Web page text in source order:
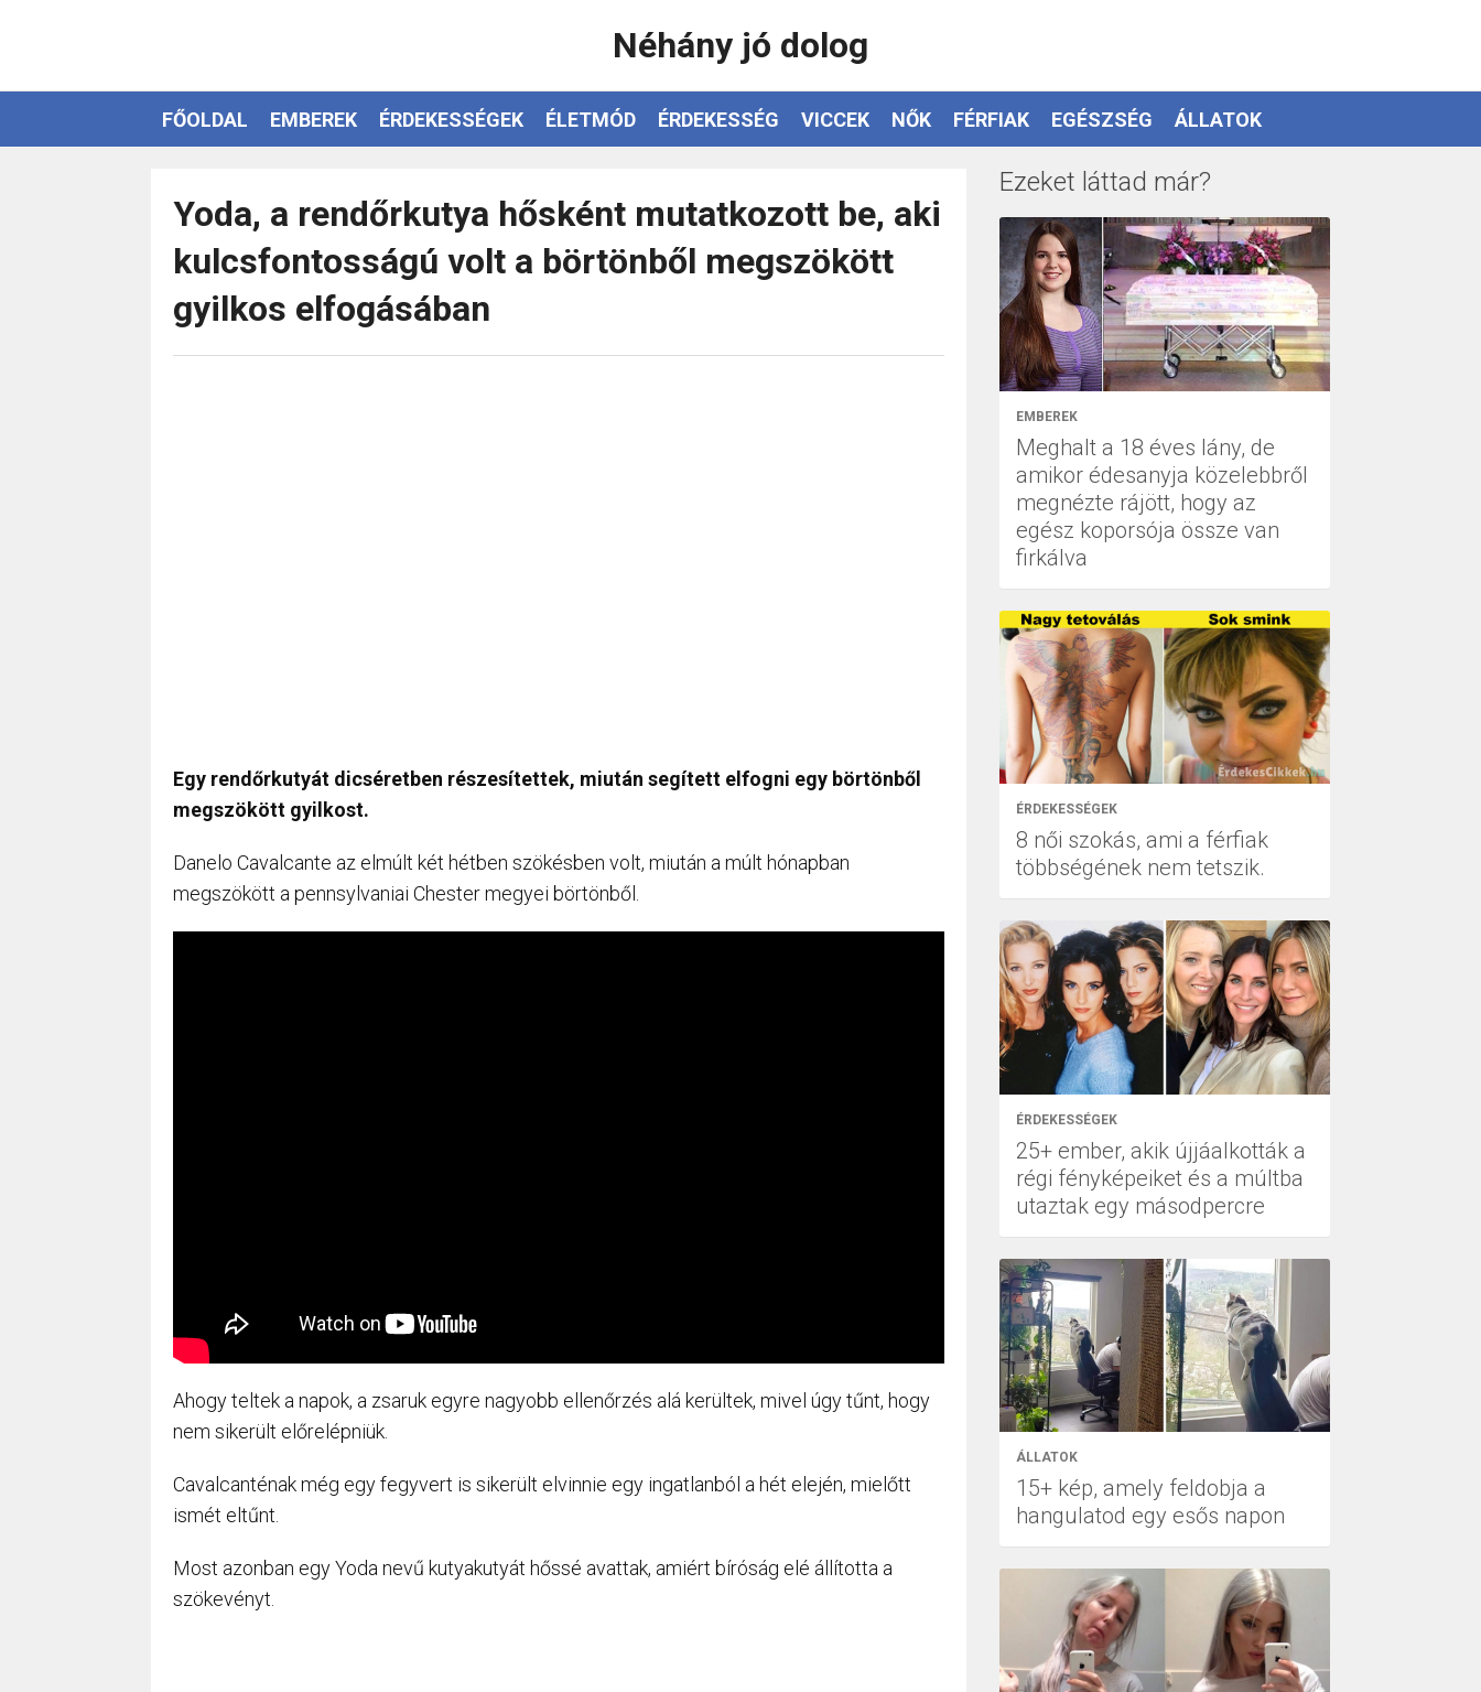
Néhány jó dolog
FŐOLDAL EMBEREK ÉRDEKESSÉGEK ÉLETMÓD ÉRDEKESSÉG VICCEK NŐK FÉRFIAK EGÉSZSÉG ÁLLATOK
Yoda, a rendőrkutya hősként mutatkozott be, aki
kulcsfontosságú volt a börtönből megszökött
gyilkos elfogásában
Egy rendőrkutyát dicséretben részesítettek, miután segített elfogni egy börtönből
megszökött gyilkost.
Danelo Cavalcante az elmúlt két hétben szökésben volt, miután a múlt hónapban
megszökött a pennsylvaniai Chester megyei börtönből.
Ahogy teltek a napok, a zsaruk egyre nagyobb ellenőrzés alá kerültek, mivel úgy tűnt, hogy
nem sikerült előrelépniük.
Cavalcanténak még egy fegyvert is sikerült elvinnie egy ingatlanból a hét elején, mielőtt
ismét eltűnt.
Most azonban egy Yoda nevű kutyakutyát hőssé avattak, amiért bíróság elé állította a
szökevényt.
Ezeket láttad már?
EMBEREK
Meghalt a 18 éves lány, de
amikor édesanyja közelebbről
megnézte rájött, hogy az
egész koporsója össze van
firkálva
ÉRDEKESSÉGEK
8 női szokás, ami a férfiak
többségének nem tetszik.
ÉRDEKESSÉGEK
25+ ember, akik újjáalkották a
régi fényképeiket és a múltba
utaztak egy másodpercre
ÁLLATOK
15+ kép, amely feldobja a
hangulatod egy esős napon